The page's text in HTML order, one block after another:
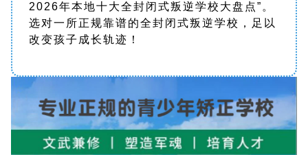
2026年本地十大全封闭式叛逆学校大盘点”。
选对一所正规靠谱的全封闭式叛逆学校，足以
改变孩子成长轨迹！